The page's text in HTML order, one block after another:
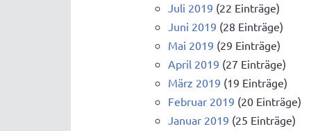
Juli 2019 (22 Einträge)
Juni 2019 (28 Einträge)
Mai 2019 (29 Einträge)
April 2019 (27 Einträge)
März 2019 (19 Einträge)
Februar 2019 (20 Einträge)
Januar 2019 (25 Einträge)